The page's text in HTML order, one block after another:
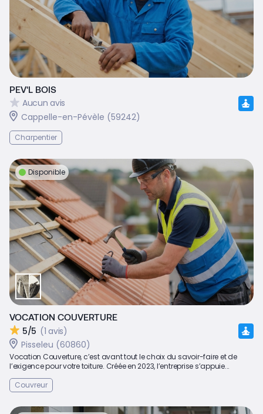
PEV'L BOIS
Aucun avis
Cappelle-en-Pévèle (59242)
Charpentier
Disponible
VOCATION COUVERTURE
5/5 (1 avis)
Pisseleu (60860)
Vocation Couverture, c’est avant tout le choix du savoir-faire et de
l’exigence pour votre toiture. Créée en 2023, l’entreprise s’appuie...
Couvreur